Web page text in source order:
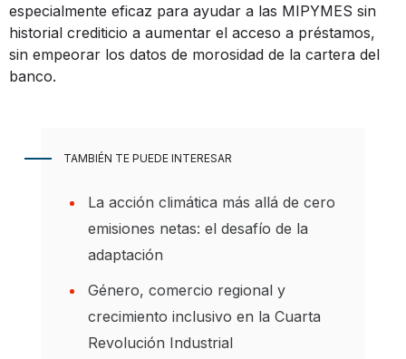
especialmente eficaz para ayudar a las MIPYMES sin
historial crediticio a aumentar el acceso a préstamos,
sin empeorar los datos de morosidad de la cartera del
banco.
TAMBIÉN TE PUEDE INTERESAR
La acción climática más allá de cero
emisiones netas: el desafío de la
adaptación
Género, comercio regional y
crecimiento inclusivo en la Cuarta
Revolución Industrial